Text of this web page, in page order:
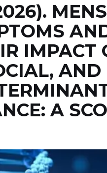
IMPACT
AND
A